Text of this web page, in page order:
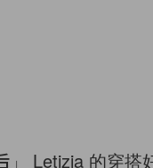
」 Letizia 的穿搭